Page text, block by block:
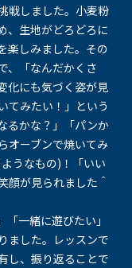
戦しました。小麦粉
、生地がどろどろに
楽しみました。その
、「なんだかくさ
化にも気づく姿が見
てみたい！」という
るかな？」「パンか
オーブンで焼いてみ
うなもの)！「いい
顔が見られました＾
「一緒に遊びたい」
ました。レッスンで
し、振り返ることで